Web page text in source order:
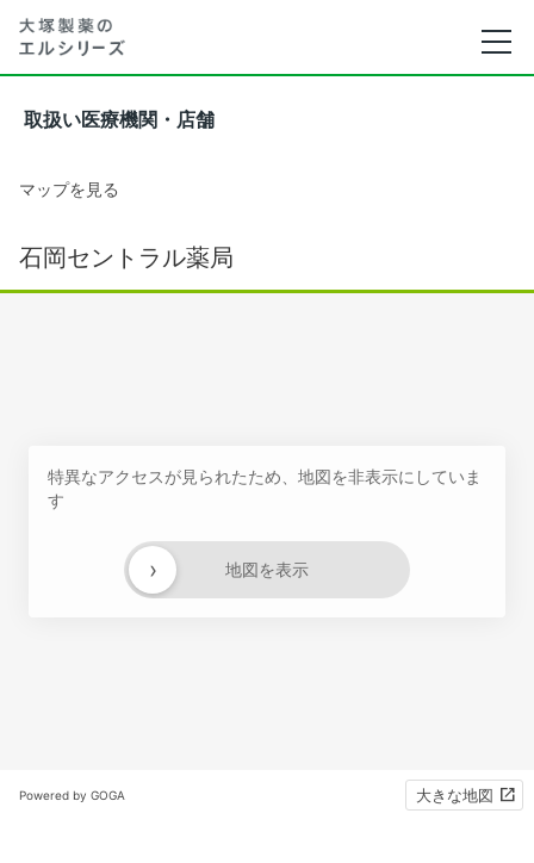
取扱い医療機関・店舗
マップを見る
石岡セントラル薬局
特異なアクセスが見られたため、地図を非表示にしていま
す
地図を表示
›
Powered by GOGA 大きな地図